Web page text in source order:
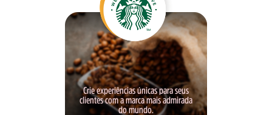
Crie experiências únicas para seus
clientes com a marca mais admirada
do mundo.